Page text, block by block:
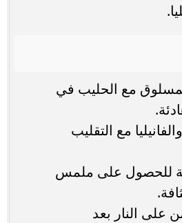
مع الحليب في
مع التقليب
للحصول على ملمس
على النار بعد